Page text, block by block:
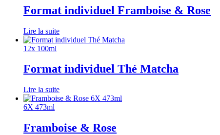
Format individuel Framboise & Rose
Lire la suite
12x 100ml
Format individuel Thé Matcha
Lire la suite
6X 473ml
Framboise & Rose